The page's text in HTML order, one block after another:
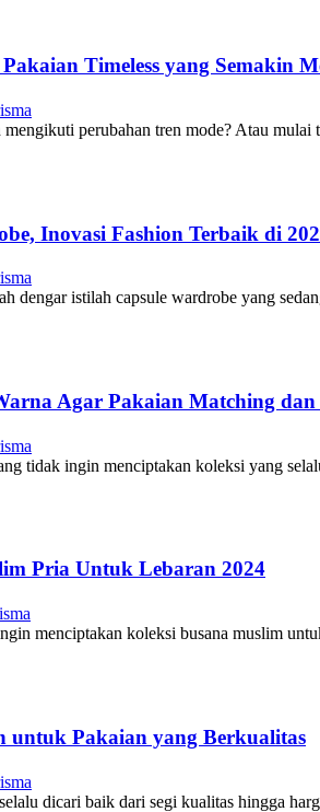
Timeless yang Semakin
perubahan tren mode? Atau
Inovasi Fashion Terbaik di
dengar istilah capsule wardrobe yang
Agar Pakaian Matching dan
tidak ingin menciptakan koleksi yang
Pria Untuk Lebaran 2024
menciptakan koleksi busana muslim
untuk Pakaian yang Berkualitas
dicari baik dari segi kualitas hingga